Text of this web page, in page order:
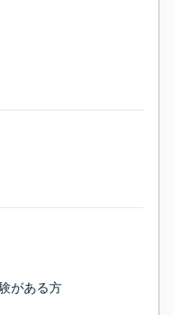
がある方